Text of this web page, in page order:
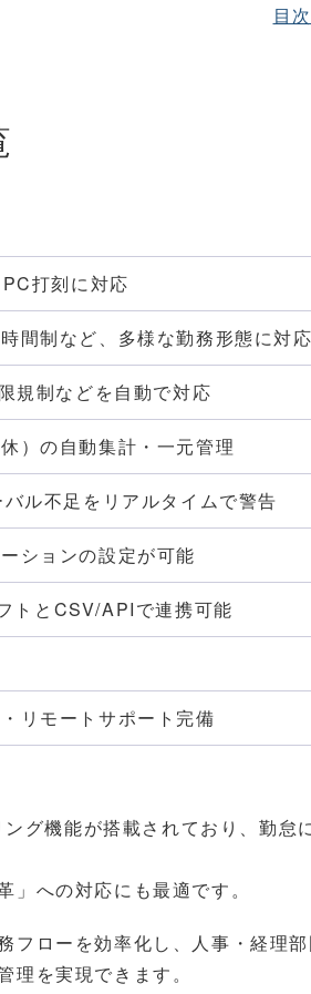
目
打刻に対応
間制など、多様な勤務形態に対
規制などを自動で対応
）の自動集計・一元管理
ル不足をリアルタイムで警告
ションの設定が可能
トとCSV/APIで連携可能
リモートサポート完備
グ機能が搭載されており、勤怠
への対応にも最適です。
フローを効率化し、人事・経理
を実現できます。